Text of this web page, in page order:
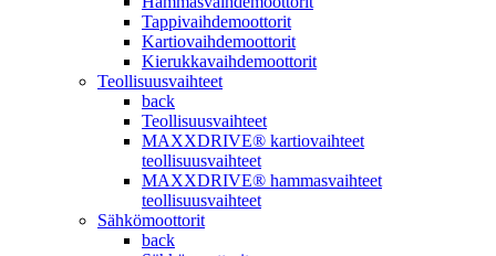
Tappivaihdemoottorit
Kartiovaihdemoottorit
Kierukkavaihdemoottorit
Teollisuusvaihteet
back
Teollisuusvaihteet
MAXXDRIVE® kartiovaihteet
teollisuusvaihteet
MAXXDRIVE® hammasvaihteet
teollisuusvaihteet
Sähkömoottorit
back